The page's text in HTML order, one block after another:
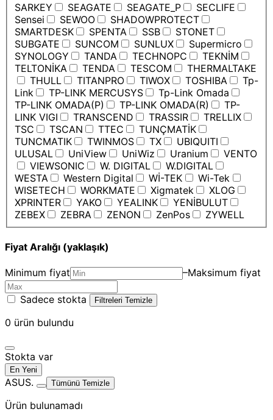
SARKEY
SEAGATE SEAGATE_P
SECLIFE
Sensei
SEWOO
SHADOWPROTECT
SMARTDESK
SPENTA SSB
STONET
SUBGATE
SUNCOM SUNLUX
Supermicro
SYNOLOGY
TANDA TECHNOPC
TEKNİM
TELTONİKA
TENDA TESCOM
THERMALTAKE
THULL
TITANPRO TIWOX TOSHIBA
Tp-
Link
TP-LINK MERCUSYS
Tp-Link Omada
TP-LINK OMADA(P)
TP-LINK OMADA(R)
TP-
LINK VIGI
TRANSCEND TRASSIR
TRELLIX
TSC
TSCAN TTEC
TUNÇMATİK
TUNCMATIK
TWINMOS TX
UBIQUITI
ULUSAL
UniView UniWiz Uranium
VENTO
VIEWSONIC
W. DIGITAL
W.DIGITAL
WESTA
Western Digital Wİ-TEK
Wi-Tek
WISETECH
WORKMATE Xigmatek
XLOG
XPRINTER
YAKO YEALINK
YENİBULUT
ZEBEX
ZEBRA ZENON ZenPos ZYWELL
Fiyat Aralığı (yaklaşık)
Minimum fiyat –Maksimum fiyat
Sadece stokta Filtreleri Temizle
0 ürün bulundu
Stokta var
En Yeni
ASUS. Tümünü Temizle
Ürün bulunamadı